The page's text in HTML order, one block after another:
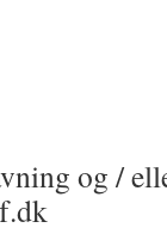
og /